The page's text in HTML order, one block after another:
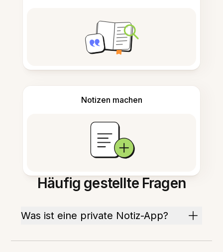
Notizen machen
Häufig gestellte Fragen
Was ist eine private Notiz-App?